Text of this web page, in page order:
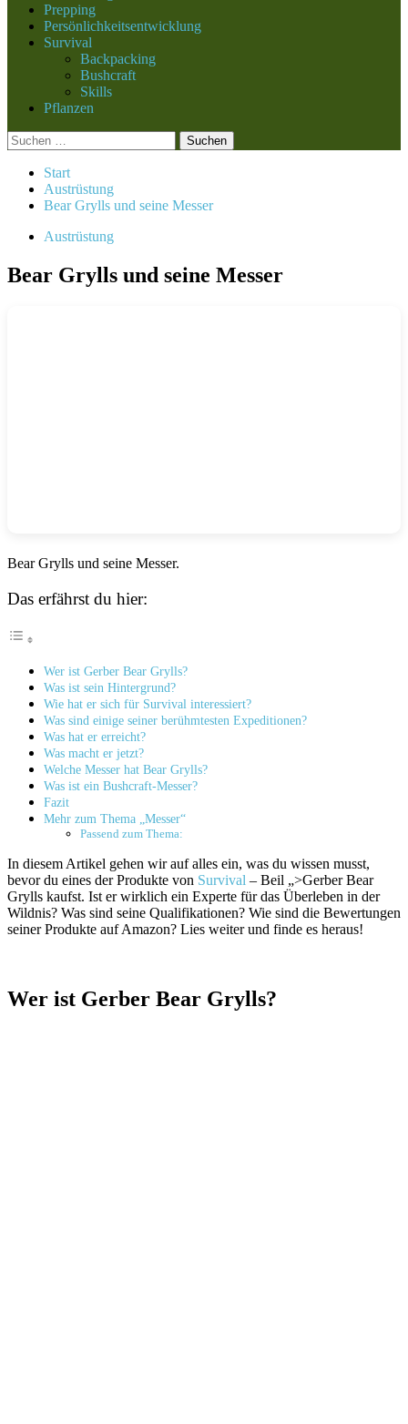
Prepping
Persönlichkeitsentwicklung
Survival
Backpacking
Bushcraft
Skills
Pflanzen
Suchen
nach:
Start
Austrüstung
Bear Grylls und seine Messer
Austrüstung
Bear Grylls und seine Messer
Bear Grylls und seine Messer.
Das erfährst du hier:
Wer ist Gerber Bear Grylls?
Was ist sein Hintergrund?
Wie hat er sich für Survival interessiert?
Was sind einige seiner berühmtesten Expeditionen?
Was hat er erreicht?
Was macht er jetzt?
Welche Messer hat Bear Grylls?
Was ist ein Bushcraft-Messer?
Fazit
Mehr zum Thema „Messer“
Passend zum Thema:
In diesem Artikel gehen wir auf alles ein, was du wissen musst,
bevor du eines der Produkte von Survival – Beil „>Gerber Bear
Grylls kaufst. Ist er wirklich ein Experte für das Überleben in der
Wildnis? Was sind seine Qualifikationen? Wie sind die Bewertungen
seiner Produkte auf Amazon? Lies weiter und finde es heraus!
Wer ist Gerber Bear Grylls?